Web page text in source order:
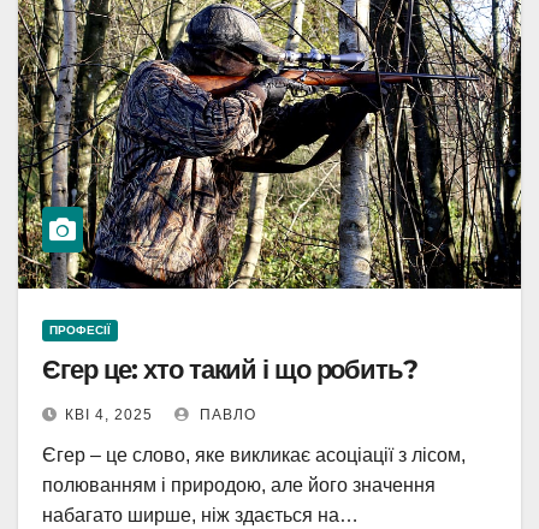
ПРОФЕСІЇ
Єгер це: хто такий і що робить?
КВІ 4, 2025 ПАВЛО
Єгер – це слово, яке викликає асоціації з лісом,
полюванням і природою, але його значення
набагато ширше, ніж здається на…